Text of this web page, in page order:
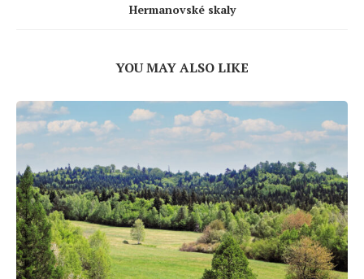
Hermanovské skaly
YOU MAY ALSO LIKE